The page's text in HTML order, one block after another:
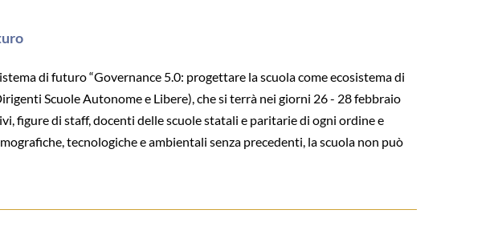
di futuro “Governance 5.0: progettare la scuola come ecosistema di
Scuole Autonome e Libere), che si terrà nei giorni 26 - 28 febbraio
figure di staff, docenti delle scuole statali e paritarie di ogni ordine e
tecnologiche e ambientali senza precedenti, la scuola non può